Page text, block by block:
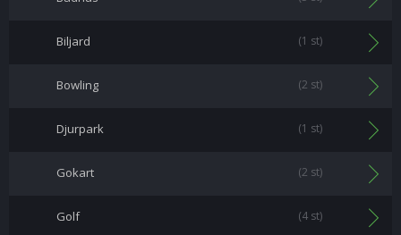
Biljard (1 st)
Bowling (2 st)
Djurpark (1 st)
Gokart (2 st)
Golf (4 st)